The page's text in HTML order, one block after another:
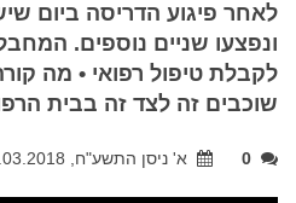
לאחר פיגוע הדריסה ביום
ונפצעו שניים נוספים.
לקבלת טיפול רפואי • מה
שוכבים זה לצד זה בבית
0 א' ניסן התשע"ח, 17.03.2018, 23:15